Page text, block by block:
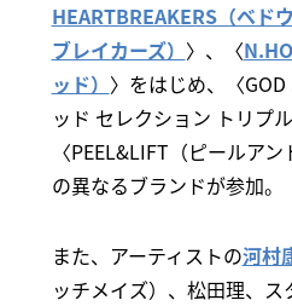
HEARTBREAKERS（ベド
ブレイカーズ） 〉、〈
ッド） 〉をはじめ、〈GOD
ッド セレクション トリプ
〈PEEL&LIFT（ピールア
の異なるブランドが参加。
また、アーティストの河村
ッチメイズ）、松田理、ス